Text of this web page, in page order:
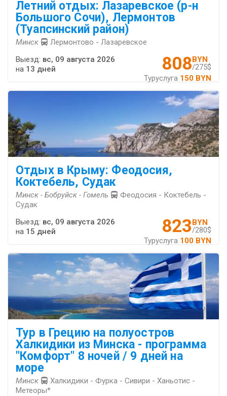
Летний отдых: Лазаревское (р-н
Большого Сочи), Лермонтов
(Туапсинский район)
Минск Лермонтово - Лазаревское
808 BYN
/275$
Туруслуга 150 BYN
Выезд: вс, 09 августа 2026
на 13 дней
Отдых в Крыму: Феодосия,
Коктебель, Судак
Минск - Бобруйск - Гомель
Феодосия - Коктебель -
Судак
823BYN
/280$
Туруслуга 100 BYN
Выезд: вс, 09 августа 2026
на 15 дней
Тур в Грецию на полуостров
Халкидики из Минска - программа
"Комфорт" 8 ночей / 9 дней на
море
Минск
Халкидики - Фурка - Сивири - Ханьотис -
Метеоры*